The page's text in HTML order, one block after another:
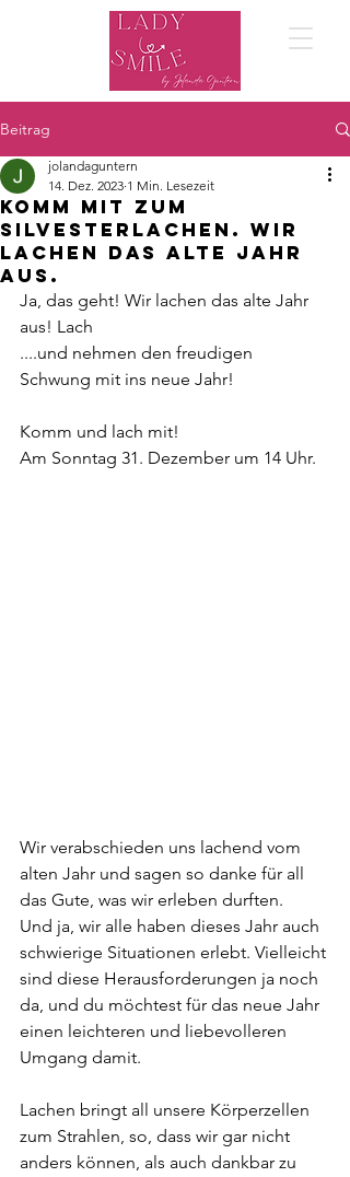
Beitrag
Komm mit zum
Silvesterlachen. Wir
lachen das alte Jahr
aus.
jolandaguntern
14. Dez. 2023 1 Min. Lesezeit
Ja, das geht! Wir lachen das alte Jahr
aus! Lach
....und nehmen den freudigen
Schwung mit ins neue Jahr!
Komm und lach mit!
Am Sonntag 31. Dezember um 14 Uhr.
Wir verabschieden uns lachend vom
alten Jahr und sagen so danke für all
das Gute, was wir erleben durften.
Und ja, wir alle haben dieses Jahr auch
schwierige Situationen erlebt. Vielleicht
sind diese Herausforderungen ja noch
da, und du möchtest für das neue Jahr
einen leichteren und liebevolleren
Umgang damit.
Lachen bringt all unsere Körperzellen
zum Strahlen, so, dass wir gar nicht
anders können, als auch dankbar zu